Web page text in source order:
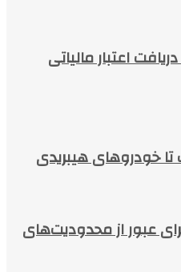
اعتبار مالیاتی
خودروهای هیبریدی
عبور از محدودیت‌های